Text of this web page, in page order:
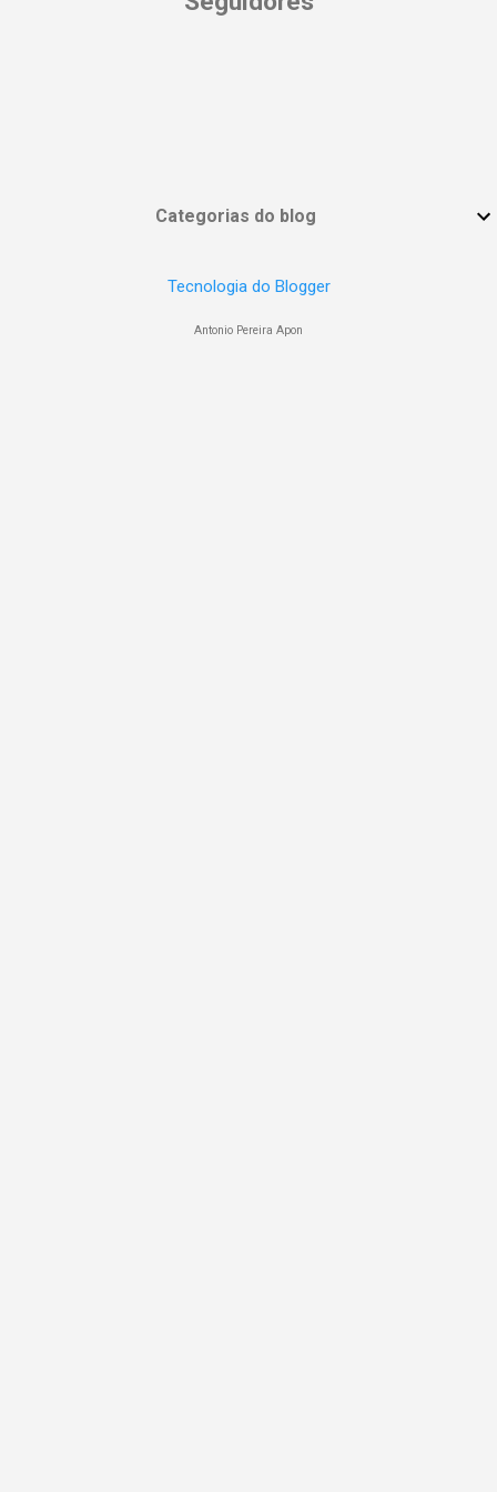
Categorias do blog
Tecnologia do Blogger
Antonio Pereira Apon